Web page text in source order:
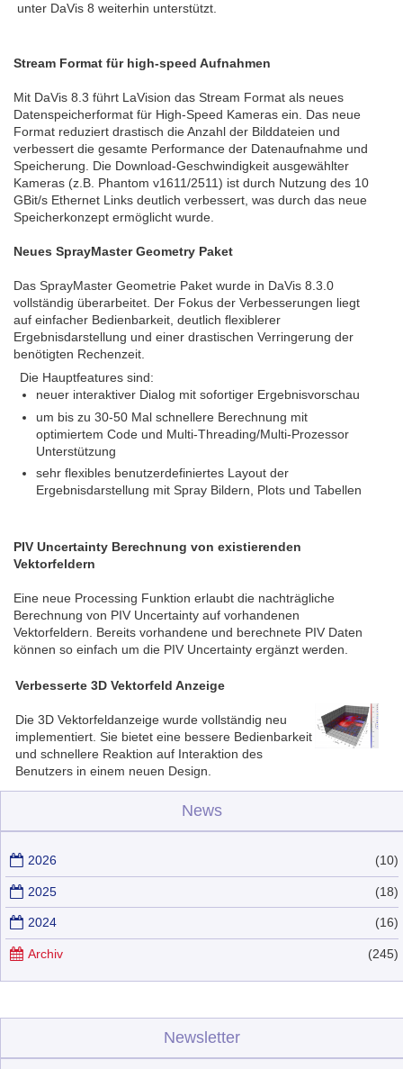
unter DaVis 8 weiterhin unterstützt.
Stream Format für high-speed Aufnahmen
Mit DaVis 8.3 führt LaVision das Stream Format als neues
Datenspeicherformat für High-Speed Kameras ein. Das neue
Format reduziert drastisch die Anzahl der Bilddateien und
verbessert die gesamte Performance der Datenaufnahme und
Speicherung. Die Download-Geschwindigkeit ausgewählter
Kameras (z.B. Phantom v1611/2511) ist durch Nutzung des 10
GBit/s Ethernet Links deutlich verbessert, was durch das neue
Speicherkonzept ermöglicht wurde.
Neues SprayMaster Geometry Paket
Das SprayMaster Geometrie Paket wurde in DaVis 8.3.0
vollständig überarbeitet. Der Fokus der Verbesserungen liegt
auf einfacher Bedienbarkeit, deutlich flexiblerer
Ergebnisdarstellung und einer drastischen Verringerung der
benötigten Rechenzeit.
Die Hauptfeatures sind:
neuer interaktiver Dialog mit sofortiger Ergebnisvorschau
um bis zu 30-50 Mal schnellere Berechnung mit
optimiertem Code und Multi-Threading/Multi-Prozessor
Unterstützung
sehr flexibles benutzerdefiniertes Layout der
Ergebnisdarstellung mit Spray Bildern, Plots und Tabellen
PIV Uncertainty Berechnung von existierenden
Vektorfeldern
Eine neue Processing Funktion erlaubt die nachträgliche
Berechnung von PIV Uncertainty auf vorhandenen
Vektorfeldern. Bereits vorhandene und berechnete PIV Daten
können so einfach um die PIV Uncertainty ergänzt werden.
Verbesserte 3D Vektorfeld Anzeige
Die 3D Vektorfeldanzeige wurde vollständig neu
implementiert. Sie bietet eine bessere Bedienbarkeit
und schnellere Reaktion auf Interaktion des
Benutzers in einem neuen Design.
News
(10)
2026
(18)
2025
(16)
2024
(245)
Archiv
Newsletter